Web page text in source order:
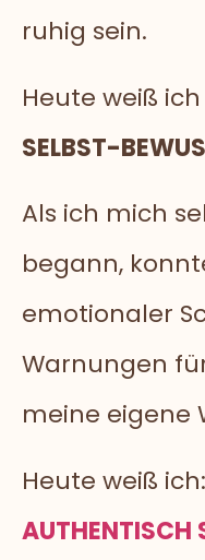
ruhig sein.
Heute weiß
SELBST-
Als ich mich
begann,
emotionaler
Warnungen
meine eigene
Heute weiß
AUTHENTISCH